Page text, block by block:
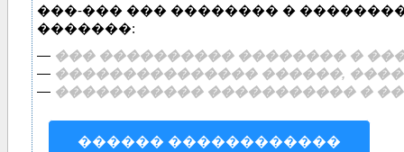
���-��� ��� �������� �
�������:
— ��� ���������� �������� �
— ��������������� ������,
— ����������� ����������� �
������ ������������